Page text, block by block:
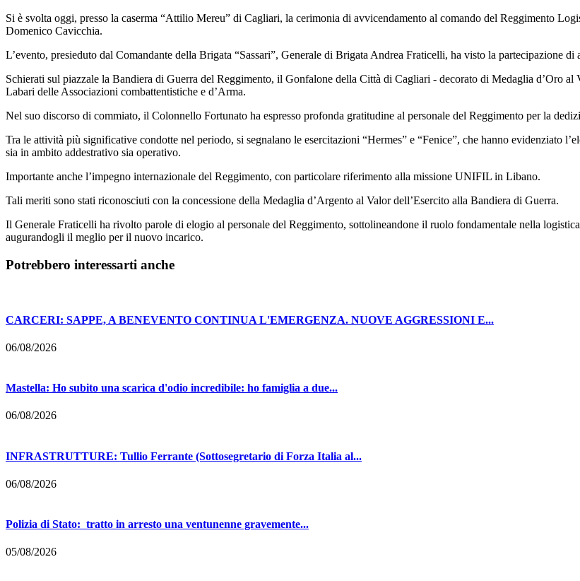
Si è svolta oggi, presso la caserma “Attilio Mereu” di Cagliari, la cerimonia di avvicendamento al comando del Reggimento
Domenico Cavicchia.
L’evento, presieduto dal Comandante della Brigata “Sassari”, Generale di Brigata Andrea Fraticelli, ha visto la partecipazione
Schierati sul piazzale la Bandiera di Guerra del Reggimento, il Gonfalone della Città di Cagliari - decorato di Medaglia d’Oro
Labari delle Associazioni combattentistiche e d’Arma.
Nel suo discorso di commiato, il Colonnello Fortunato ha espresso profonda gratitudine al personale del Reggimento per la
Tra le attività più significative condotte nel periodo, si segnalano le esercitazioni “Hermes” e “Fenice”, che hanno evidenziato
sia in ambito addestrativo sia operativo.
Importante anche l’impegno internazionale del Reggimento, con particolare riferimento alla missione UNIFIL in Libano.
Tali meriti sono stati riconosciuti con la concessione della Medaglia d’Argento al Valor dell’Esercito alla Bandiera di Guerra.
Il Generale Fraticelli ha rivolto parole di elogio al personale del Reggimento, sottolineandone il ruolo fondamentale nella
augurandogli il meglio per il nuovo incarico.
Potrebbero interessarti anche
CARCERI: SAPPE, A BENEVENTO CONTINUA L'EMERGENZA. NUOVE AGGRESSIONI E...
06/08/2026
Mastella: Ho subito una scarica d'odio incredibile: ho famiglia a due...
06/08/2026
INFRASTRUTTURE: Tullio Ferrante (Sottosegretario di Forza Italia al...
06/08/2026
Polizia di Stato: tratto in arresto una ventunenne gravemente...
05/08/2026